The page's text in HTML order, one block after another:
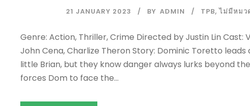
21 JANUARY 2023 BY ADMIN TPB, ไม่มีหมว
Genre: Action, Thriller, Crime Directed by Justin Lin Cast:
John Cena, Charlize Theron Story: Dominic Toretto
little Brian, but they know danger always lurks beyond
forces Dom to face the...